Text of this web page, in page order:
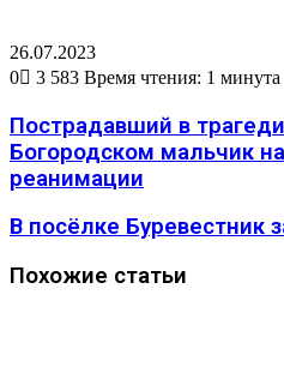
26.07.2023
0
3 583 Время чтения: 1 минута
Пострадавший в
Богородском мальчик
реанимации
В посёлке Буревестник
Похожие статьи